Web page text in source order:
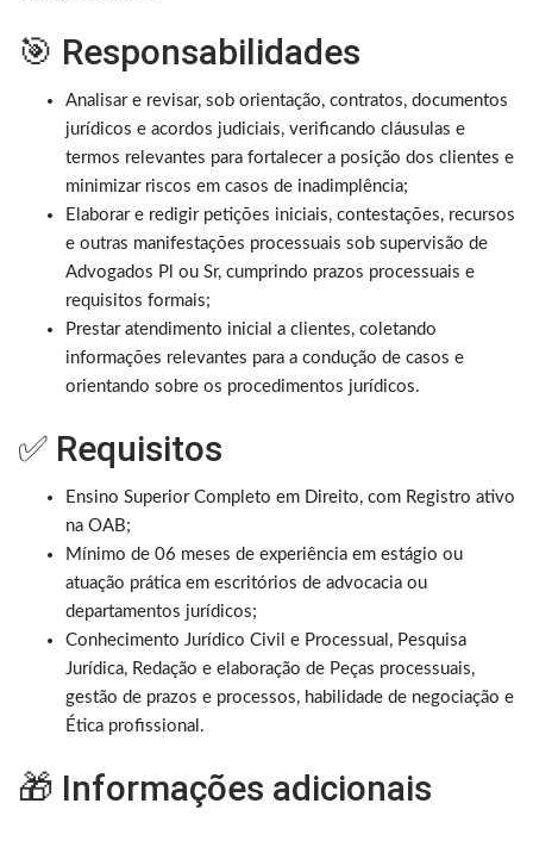
🎯 Responsabilidades
Analisar e revisar, sob orientação, contratos, documentos
jurídicos e acordos judiciais, verificando cláusulas e
termos relevantes para fortalecer a posição dos clientes e
minimizar riscos em casos de inadimplência;
Elaborar e redigir petições iniciais, contestações, recursos
e outras manifestações processuais sob supervisão de
Advogados Pl ou Sr, cumprindo prazos processuais e
requisitos formais;
Prestar atendimento inicial a clientes, coletando
informações relevantes para a condução de casos e
orientando sobre os procedimentos jurídicos.
✅ Requisitos
Ensino Superior Completo em Direito, com Registro ativo
na OAB;
Mínimo de 06 meses de experiência em estágio ou
atuação prática em escritórios de advocacia ou
departamentos jurídicos;
Conhecimento Jurídico Civil e Processual, Pesquisa
Jurídica, Redação e elaboração de Peças processuais,
gestão de prazos e processos, habilidade de negociação e
Ética profissional.
🎁 Informações adicionais